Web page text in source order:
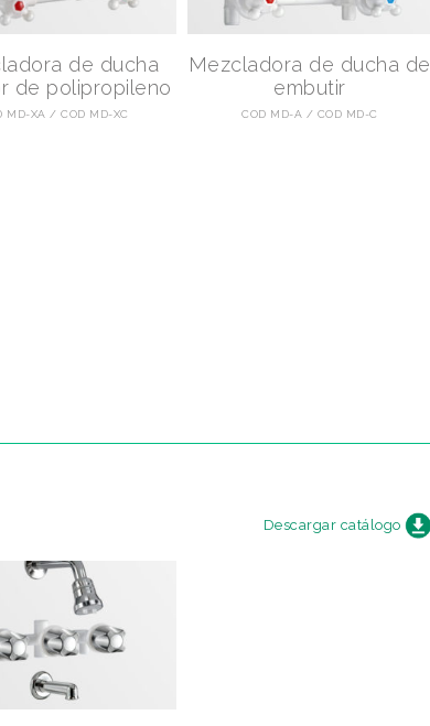
de ducha
de polipropileno
MD-XA COD MD-XC
Mezcladora de ducha de
embutir
COD MD-A COD MD-C
Descargar catálogo